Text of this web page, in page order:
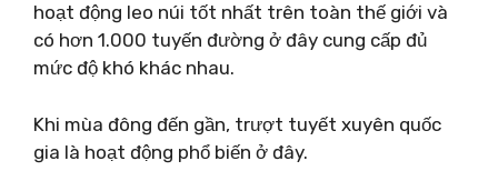
hoạt động leo núi tốt nhất trên toàn thế giới và
có hơn 1.000 tuyến đường ở đây cung cấp đủ
mức độ khó khác nhau.
Khi mùa đông đến gần, trượt tuyết xuyên quốc
gia là hoạt động phổ biến ở đây.